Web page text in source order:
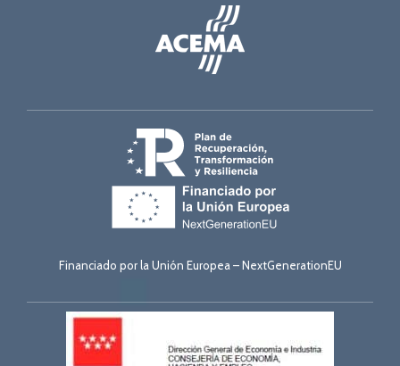
Financiado por la Unión Europea – NextGenerationEU